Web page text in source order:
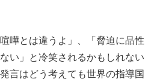
嘩とは違うよ」、「脅迫に品性
い」と冷笑されるかもしれない
言はどう考えても世界の指導国